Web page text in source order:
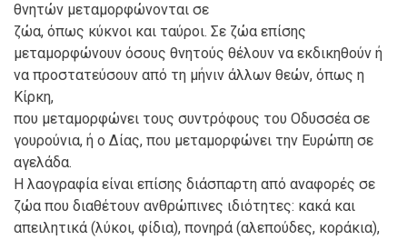
θνητών μεταμορφώνονται σε
ζώα, όπως κύκνοι και ταύροι. Σε ζώα επίσης
μεταμορφώνουν όσους θνητούς θέλουν να εκδικηθούν ή
να προστατεύσουν από τη μήνιν άλλων θεών, όπως η
Κίρκη,
που μεταμορφώνει τους συντρόφους του Οδυσσέα σε
γουρούνια, ή ο Δίας, που μεταμορφώνει την Ευρώπη σε
αγελάδα.
Η λαογραφία είναι επίσης διάσπαρτη από αναφορές σε
ζώα που διαθέτουν ανθρώπινες ιδιότητες: κακά και
απειλητικά (λύκοι, φίδια), πονηρά (αλεπούδες, κοράκια),